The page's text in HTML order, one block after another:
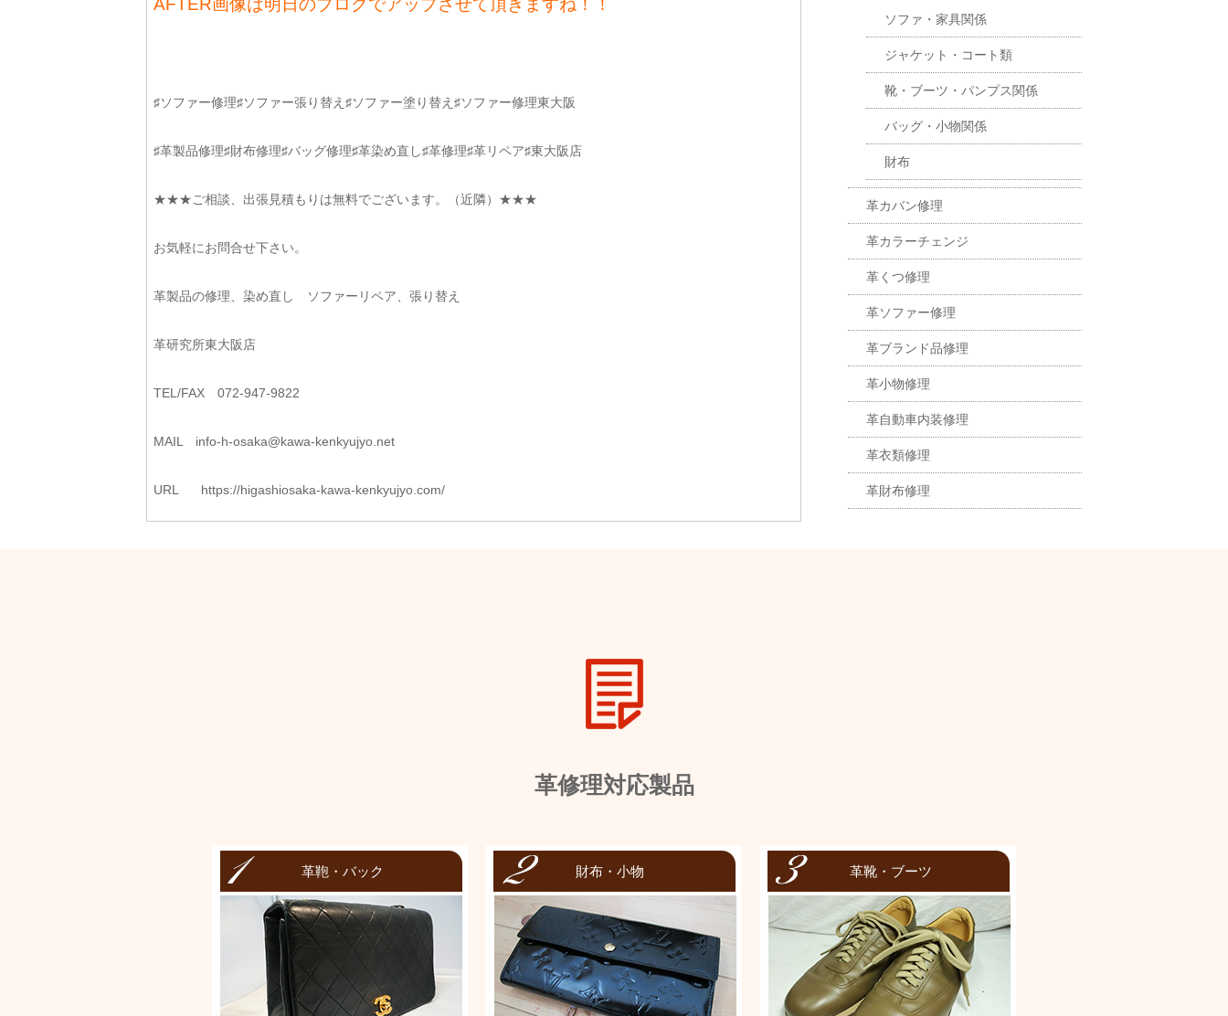
AFTER画像は明日のブログでアップさせて頂きますね！！
♯ソファー修理♯ソファー張り替え♯ソファー塗り替え♯ソファー修理東大阪
♯革製品修理♯財布修理♯バッグ修理♯革染め直し♯革修理♯革リペア♯東大阪店
★★★ご相談、出張見積もりは無料でございます。（近隣）★★★
お気軽にお問合せ下さい。
革製品の修理、染め直し ソファーリペア、張り替え
革研究所東大阪店
TEL/FAX 072-947-9822
MAIL info-h-osaka@kawa-kenkyujyo. net
URL https://higashiosaka-kawa-kenkyujyo.com/
ソファ・家具関係
ジャケット・コート類
靴・ブーツ・パンプス関係
バッグ・小物関係
財布
革カバン修理
革カラーチェンジ
革くつ修理
革ソファー修理
革ブランド品修理
革小物修理
革自動車内装修理
革衣類修理
革財布修理
革修理対応製品
革鞄・バック 財布・小物 革靴・ブーツ